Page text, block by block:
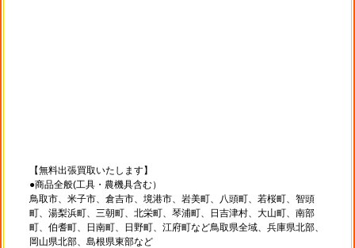
【無料出張買取いたします】
●商品全般(工具・農機具含む）
鳥取市、米子市、倉吉市、境港市、岩美町、八頭町、若桜町、智頭
町、湯梨浜町、三朝町、北栄町、琴浦町、日吉津村、大山町、南部
町、伯耆町、日南町、日野町、江府町など鳥取県全域、兵庫県北部、
岡山県北部、島根県東部など